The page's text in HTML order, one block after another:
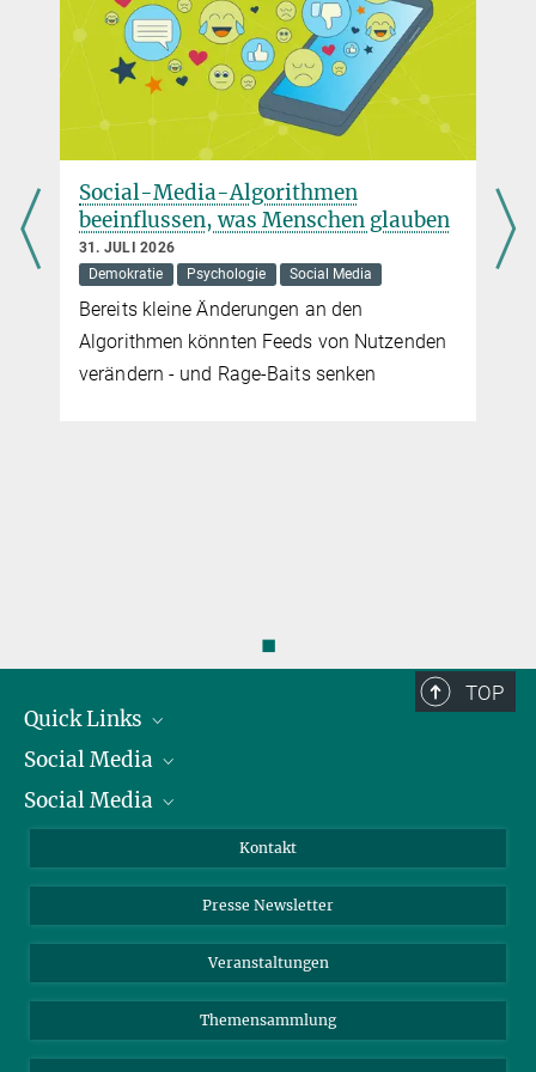
Artur Krutsch
Presse- und Öffentlichkeitsarbeit
Max-Planck-Institut für Bildungsforschung, Berlin
krutsch@...
Social-Media-Algorithmen
beeinflussen, was Menschen glauben
31. JULI 2026
Demokratie
Psychologie Social Media
Bereits kleine Änderungen an den
Algorithmen könnten Feeds von Nutzenden
verändern - und Rage-Baits senken
◼
TOP
Quick Links
Präsident
Zahlen und Fakten
Social Media
Bluesky
TikTok
Social Media
Instagram
YouTube
Kontakt
Presse Newsletter
Veranstaltungen
Themensammlung